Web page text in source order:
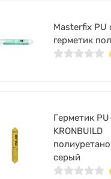
Masterfix
герметик
Герметик
KRONBUILD
серый